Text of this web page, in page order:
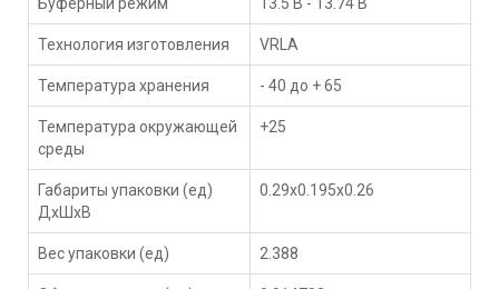
Технология изготовления VRLA
Температура хранения - 40 до + 65
Температура окружающей
среды
+25
Габариты упаковки (ед)
ДхШхВ
0.29x0.195x0.26
Вес упаковки (ед) 2.388